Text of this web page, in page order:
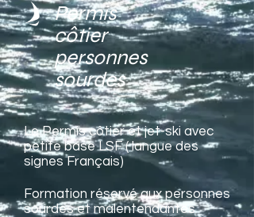
Permis
côtier
personnes
sourdes
Le Permis côtier et jet-ski avec
petite base LSF ( langue des
signes Français)
Formation réservé aux personnes
sourdes etmalentendantes